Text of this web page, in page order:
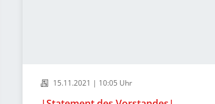
15.11.2021 | 10:05 Uhr